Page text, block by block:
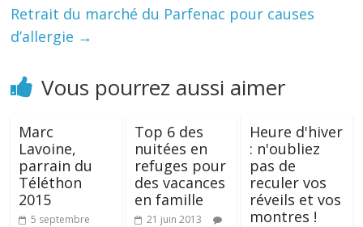
Retrait du marché du Parfenac pour causes
d’allergie →
Vous pourrez aussi aimer
Marc
Lavoine,
parrain du
Téléthon
2015
5 septembre
Top 6 des
nuitées en
refuges pour
des vacances
en famille
21 juin 2013
Heure d'hiver
: n'oubliez
pas de
reculer vos
réveils et vos
montres !